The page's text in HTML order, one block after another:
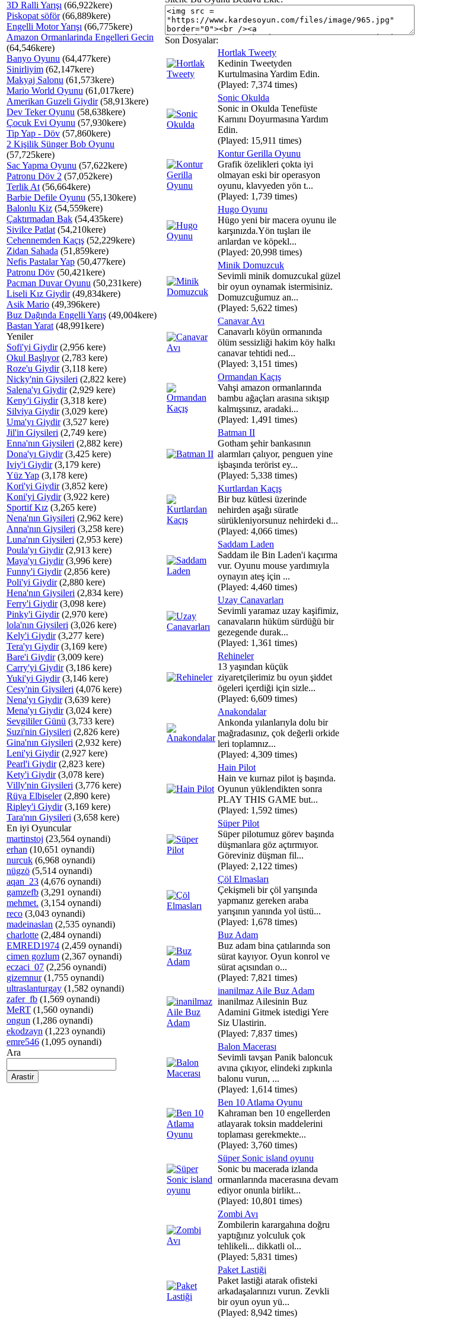
3D Ralli Yarışı (66,922kere)
Piskopat söför(66,889kere)
Engelli Motor Yarışı (66,775kere)
Amazon Ormanlarinda Engelleri Gecin
(64,546kere)
Banyo Oyunu (64,477kere)
Sinirliyim (62,147kere)
Makyaj Salonu (61,573kere)
Mario World Oyunu (61,017kere)
Amerikan Guzeli Giydir(58,913kere)
Dev Teker Oyunu (58,638kere)
Çocuk Evi Oyunu (57,930kere)
Tip Yap - Döv (57,860kere)
2 Kişilik Sünger Bob Oyunu
(57,725kere)
Sac Yapma Oyunu (57,622kere)
Patronu Döv 2 (57,052kere)
Terlik At (56,664kere)
Barbie Defile Oyunu (55,130kere)
Balonlu Kiz (54,559kere)
Çaktırmadan Bak (54,435kere)
Sivilce Patlat (54,210kere)
Cehennemden Kaçış (52,229kere)
Zidan Sahada (51,859kere)
Nefis Pastalar Yap (50,477kere)
Patronu Döv (50,421kere)
Pacman Duvar Oyunu (50,231kere)
Liseli Kız Giydir(49,834kere)
Asik Mario (49,396kere)
Buz Dağında Engelli Yarış (49,004kere)
Bastan Yarat (48,991kere)
Yeniler
Sofi'yi Giydir(2,956 kere)
Okul Başlıyor(2,783 kere)
Roze'u Giydir(3,118 kere)
Nicky'nin Giysileri (2,822 kere)
Salena'yı Giydir(2,929 kere)
Keny'i Giydir(3,318 kere)
Silviya Giydir(3,029 kere)
Uma'yı Giydir(3,527 kere)
Jil'in Giysileri (2,749 kere)
Enna'nın Giysileri (2,882 kere)
Dona'yı Giydir(3,425 kere)
Iviy'i Giydir(3,179 kere)
Yüz Yap (3,178 kere)
Kori'yi Giydir(3,852 kere)
Koni'yi Giydir(3,922 kere)
Sportif Kız (3,265 kere)
Nena'nın Giysileri (2,962 kere)
Anna'nın Giysileri (3,258 kere)
Luna'nın Giysileri (2,953 kere)
Poula'yı Giydir(2,913 kere)
Maya'yı Giydir(3,996 kere)
Funny'i Giydir(2,856 kere)
Poli'yi Giydir(2,880 kere)
Hena'nın Giysileri (2,834 kere)
Ferry'i Giydir(3,098 kere)
Pinky'i Giydir(2,970 kere)
lola'nın Giysileri (3,026 kere)
Kely'i Giydir(3,277 kere)
Tera'yı Giydir(3,169 kere)
Bare'i Giydir(3,009 kere)
Carry'yi Giydir(3,186 kere)
Yuki'yi Giydir(3,146 kere)
Cesy'nin Giysileri (4,076 kere)
Nena'yı Giydir(3,639 kere)
Mena'yı Giydir(3,024 kere)
Sevgililer Günü (3,733 kere)
Suzi'nin Giysileri (2,826 kere)
Gina'nın Giysileri (2,932 kere)
Leni'yi Giydir(2,927 kere)
Pearl'i Giydir(2,823 kere)
Kety'i Giydir(3,078 kere)
Villy'nin Giysileri (3,776 kere)
Rüya Elbiseler(2,890 kere)
Ripley'i Giydir(3,169 kere)
Tara'nın Giysileri (3,658 kere)
En iyi Oyuncular
martinstoj (23,564 oynandi)
erhan (10,651 oynandi)
nurcuk (6,968 oynandi)
nügzö (5,514 oynandi)
aqan_23 (4,676 oynandi)
gamzefb (3,291 oynandi)
mehmet. (3,154 oynandi)
reco (3,043 oynandi)
madeinaslan (2,535 oynandi)
charlotte (2,484 oynandi)
EMRED1974 (2,459 oynandi)
cimen gozlum (2,367 oynandi)
eczaci_07 (2,256 oynandi)
gizemnur(1,755 oynandi)
ultraslanturgay (1,582 oynandi)
zafer_fb (1,569 oynandi)
MeRT (1,560 oynandi)
ongun (1,286 oynandi)
ekodzayn (1,223 oynandi)
emre546 (1,095 oynandi)
Ara
Son Dosyalar:
Hortlak Tweety
Kedinin Tweetyden
Kurtulmasina Yardim Edin.
(Played: 7,374 times)
Sonic Okulda
Sonic in Okulda Tenefüste
Karnını Doyurmasına Yardım
Edin.
(Played: 15,911 times)
Kontur Gerilla Oyunu
Grafik özelikleri çokta iyi
olmayan eski bir operasyon
oyunu, klavyeden yön t...
(Played: 1,739 times)
Hugo Oyunu
Hügo yeni bir macera oyunu ile
karşınızda.Yön tuşları ile
arılardan ve köpekl...
(Played: 20,998 times)
Minik Domuzcuk
Sevimli minik domuzcukal güzel
bir oyun oynamak istermisiniz.
Domuzcuğumuz an...
(Played: 5,622 times)
Canavar Avı
Canavarlı köyün ormanında
ölüm sessizliği hakim köy halkı
canavar tehtidi ned...
(Played: 3,151 times)
Ormandan Kaçış
Vahşi amazon ormanlarında
bambu ağaçları arasına sıkışıp
kalmışsınız, aradaki...
(Played: 1,491 times)
Batman II
Gotham şehir bankasının
alarmları çalıyor, penguen yine
işbaşında terörist ey...
(Played: 5,338 times)
Kurtlardan Kaçış
Bir buz kütlesi üzerinde
nehirden aşağı süratle
sürükleniyorsunuz nehirdeki d...
(Played: 4,066 times)
Saddam Laden
Saddam ile Bin Laden'i kaçırma
vur. Oyunu mouse yardımıyla
oynayın ateş için ...
(Played: 4,460 times)
Uzay Canavarları
Sevimli yaramaz uzay kaşifimiz,
canavaların hüküm sürdüğü bir
gezegende durak...
(Played: 1,361 times)
Rehineler
13 yaşından küçük
ziyaretçilerimiz bu oyun şiddet
ögeleri içerdiği için sizle...
(Played: 6,609 times)
Anakondalar
Ankonda yılanlarıyla dolu bir
mağradasınız, çok değerli orkide
leri toplamnız...
(Played: 4,309 times)
Hain Pilot
Hain ve kurnaz pilot iş başında.
Oyunun yüklendikten sonra
PLAY THIS GAME but...
(Played: 1,592 times)
Süper Pilot
Süper pilotumuz görev başında
düşmanlara göz açtırmıyor.
Göreviniz düşman fil...
(Played: 2,122 times)
Çöl Elmasları
Çekişmeli bir çöl yarışında
yapmanız gereken araba
yarışının yanında yol üstü...
(Played: 1,678 times)
Buz Adam
Buz adam bina çatılarında son
sürat kayıyor. Oyun konrol ve
sürat açısından o...
(Played: 7,821 times)
inanilmaz Aile Buz Adam
inanilmaz Ailesinin Buz
Adamini Gitmek istedigi Yere
Siz Ulastirin.
(Played: 7,837 times)
Balon Macerası
Sevimli tavşan Panik baloncuk
avına çıkıyor, elindeki zıpkınla
balonu vurun, ...
(Played: 1,614 times)
Ben 10 Atlama Oyunu
Kahraman ben 10 engellerden
atlayarak toksin maddelerini
toplaması gerekmekte...
(Played: 3,760 times)
Süper Sonic island oyunu
Sonic bu macerada izlanda
ormanlarında macerasına devam
ediyor onunla birlikt...
(Played: 10,801 times)
Zombi Avı
Zombilerin karargahına doğru
yaptığınız yolculuk çok
tehlikeli... dikkatli ol...
(Played: 5,831 times)
Paket Lastiği
Paket lastiği atarak ofisteki
arkadaşalarınızı vurun. Zevkli
bir oyun oyun yü...
(Played: 8,942 times)